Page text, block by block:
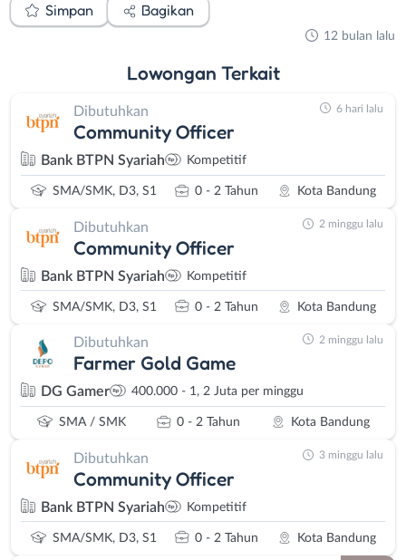
Simpan Bagikan
12 bulan lalu
Lowongan Terkait
Dibutuhkan
Community Officer
Bank BTPN Syariah Kompetitif
SMA/SMK, D3, S1 0 - 2 Tahun Kota Bandung
6 hari lalu
Dibutuhkan
Community Officer
Bank BTPN Syariah Kompetitif
SMA/SMK, D3, S1 0 - 2 Tahun Kota Bandung
2 minggu lalu
Dibutuhkan
Farmer Gold Game
DG Gamer 400.000 - 1, 2 Juta per minggu
SMA / SMK 0 - 2 Tahun Kota Bandung
2 minggu lalu
Dibutuhkan
Community Officer
Bank BTPN Syariah Kompetitif
SMA/SMK, D3, S1 0 - 2 Tahun Kota Bandung
3 minggu lalu